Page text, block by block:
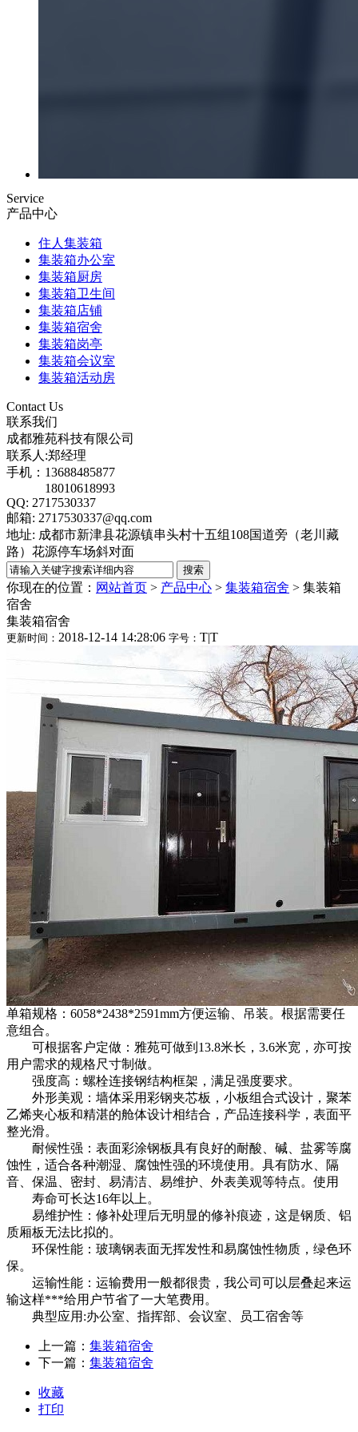
Service
产品中心
住人集装箱
集装箱办公室
集装箱厨房
集装箱卫生间
集装箱店铺
集装箱宿舍
集装箱岗亭
集装箱会议室
集装箱活动房
Contact Us
联系我们
成都雅苑科技有限公司
联系人:郑经理
手机：13688485877
18010618993
QQ: 2717530337
邮箱: 2717530337@qq.com
地址: 成都市新津县花源镇串头村十五组108国道旁（老川藏
路）花源停车场斜对面
你现在的位置： 网站首页 > 产品中心 > 集装箱宿舍 > 集装箱
宿舍
集装箱宿舍
更新时间： 2018-12-14 14:28:06 字号： T|T
单箱规格：6058*2438*2591mm方便运输、吊装。根据需要任
意组合。
可根据客户定做：雅苑可做到13.8米长，3.6米宽，亦可按
用户需求的规格尺寸制做。
强度高：螺栓连接钢结构框架，满足强度要求。
外形美观：墙体采用彩钢夹芯板，小板组合式设计，聚苯
乙烯夹心板和精湛的舱体设计相结合，产品连接科学，表面平
整光滑。
耐候性强：表面彩涂钢板具有良好的耐酸、碱、盐雾等腐
蚀性，适合各种潮湿、腐蚀性强的环境使用。具有防水、隔
音、保温、密封、易清洁、易维护、外表美观等特点。使用
寿命可长达16年以上。
易维护性：修补处理后无明显的修补痕迹，这是钢质、铝
质厢板无法比拟的。
环保性能：玻璃钢表面无挥发性和易腐蚀性物质，绿色环
保。
运输性能：运输费用一般都很贵，我公司可以层叠起来运
输这样***给用户节省了一大笔费用。
典型应用:办公室、指挥部、会议室、员工宿舍等
上一篇： 集装箱宿舍
下一篇： 集装箱宿舍
收藏
打印